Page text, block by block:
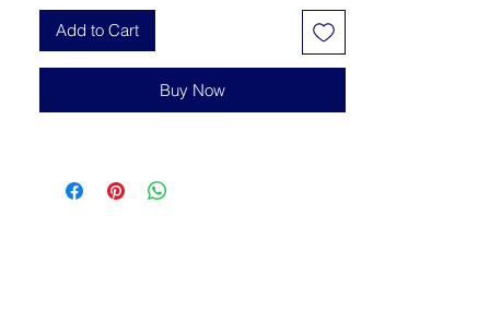
Add to Cart
Buy Now